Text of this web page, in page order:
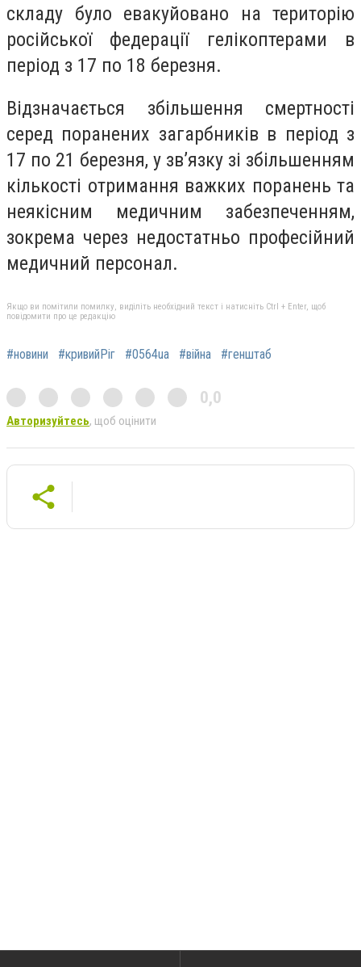
складу було евакуйовано на територію
російської федерації гелікоптерами в
період з 17 по 18 березня.
Відзначається збільшення смертності
серед поранених загарбників в період з
17 по 21 березня, у зв’язку зі збільшенням
кількості отримання важких поранень та
неякісним медичним забезпеченням,
зокрема через недостатньо професійний
медичний персонал.
Якщо ви помітили помилку, виділіть необхідний текст і натисніть Ctrl + Enter, щоб
повідомити про це редакцію
#новини #кривийРіг #0564ua #війна #генштаб
0,0
Авторизуйтесь, щоб оцінити